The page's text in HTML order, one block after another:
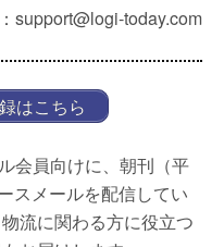
support@logi-today.com
はこちら
会員向けに、朝刊（平
スメールを配信してい
流に関わる方に役立つ